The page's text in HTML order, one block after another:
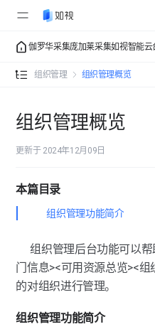
伽罗华采集庞加莱采集如视智能云
组织管理 组织管理概览
组织管理概览
费用中心
通用设置
组织管理概览
更新于 2024年12月09日
本篇目录
组织管理功能简介
组织管理后台功能可以
门信息><可用资源总览><
的对组织进行管理。
组织管理功能简介